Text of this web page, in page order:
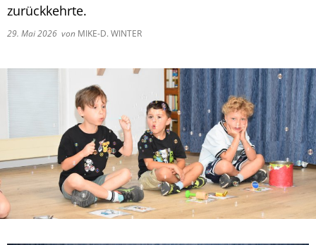
Kreishaus & Fritz von Wille
E-Rechnungen
Wohnen im
zurückkehrte.
29. Mai 2026 von MIKE-D. WINTER